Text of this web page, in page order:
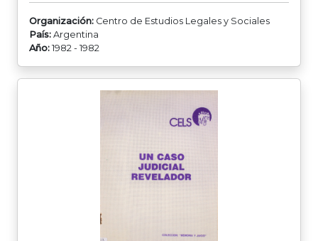
Organización: Centro de Estudios Legales y Sociales
País: Argentina
Año: 1982 - 1982